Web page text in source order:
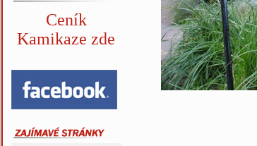
Ceník
Kamikaze zde